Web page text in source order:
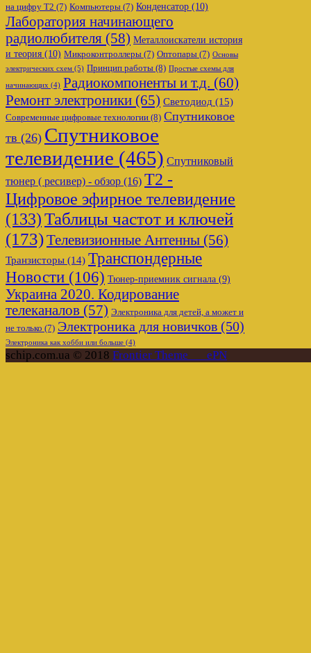
на цифру Т2 (7) Компьютеры (7) Конденсатор (10)
Лаборатория начинающего
радиолюбителя (58) Металлоискатели история
и теория (10) Микроконтроллеры (7) Оптопары (7) Основы
электрических схем (5) Принцип работы (8) Простые схемы для
начинающих (4) Радиокомпоненты и т.д. (60)
Ремонт электроники (65) Светодиод (15)
Современные цифровые технологии (8) Спутниковое
тв (26) Спутниковое
телевидение (465) Спутниковый
тюнер ( ресивер) - обзор (16) Т2 -
Цифровое эфирное телевидение
(133)Таблицы частот и ключей
(173)Телевизионные Антенны (56)
Транзисторы (14) Транспондерные
Новости (106) Тюнер-приемник сигнала (9)
Украина 2020. Кодирование
телеканалов (57) Электроника для детей, а может и
не только (7) Электроника для новичков (50)
Электроника как хобби или больше (4)
schip.com.ua © 2018 Frontier Theme___ePN